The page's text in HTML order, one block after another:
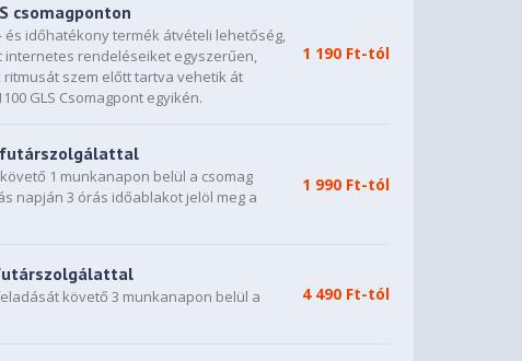
csomagponton
és időhatékony termék átvételi lehetőség,
rendeléseiket egyszerűen,
szem előtt tartva vehetik át
GLS Csomagpont egyikén.
1 190 Ft-tól
futárszolgálattal
1 munkanapon belül a csomag
napján 3 órás időablakot jelöl meg a
1 990 Ft-tól
követő 3 munkanapon belül a
4 490 Ft-tól